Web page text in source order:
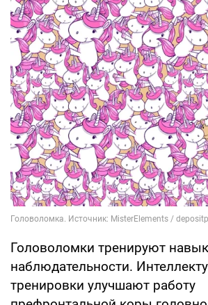
Головоломки тренируют
наблюдательности.
тренировки улучшают работу